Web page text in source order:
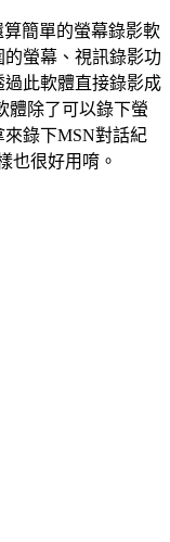
算簡單的螢幕錄影軟
螢幕、視訊錄影功
此軟體直接錄影成
體除了可以錄下螢
錄下MSN對話紀
也很好用唷。